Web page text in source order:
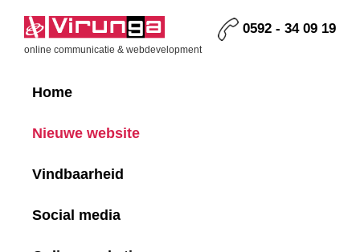
primary
primaryVirunga
online communicatie & webdevelopment
0592 - 34 09 19
Home
Nieuwe website
Vindbaarheid
Social media